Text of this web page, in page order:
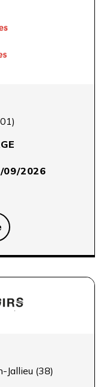
09/2026
Jallieu (38)